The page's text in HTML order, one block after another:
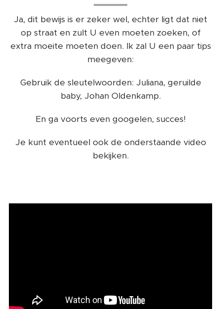
Ja, dit bewijs is er zeker wel, echter ligt dat niet
op straat en zult U even moeten zoeken, of
extra moeite moeten doen. Ik zal U een paar tips
meegeven:
Gebruik de sleutelwoorden: Juliana, geruilde
baby, Johan Oldenkamp.
En ga voorts even googelen, succes!
Je kunt eventueel ook de onderstaande video
bekijken.